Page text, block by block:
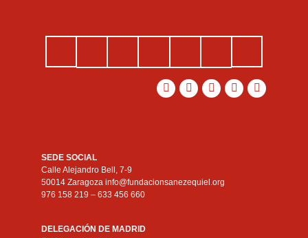
SEDE SOCIAL
Calle Alejandro Bell, 7-9
50014 Zaragoza info@fundacionsanezequiel.org
976 158 219 – 633 456 660
DELEGACIÓN DE MADRID